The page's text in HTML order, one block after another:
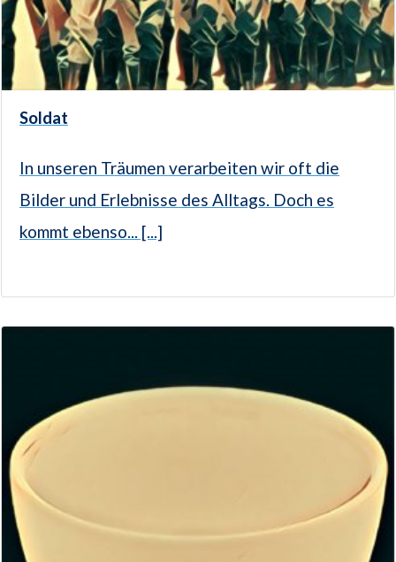
Soldat
In unseren Träumen verarbeiten wir oft die
Bilder und Erlebnisse des Alltags. Doch es
kommt ebenso... [...]